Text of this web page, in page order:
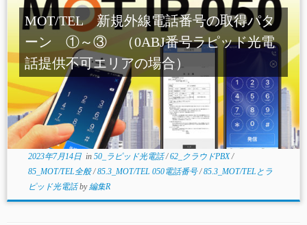
MOT/TEL 新規外線電話番号の取得パタ
ーン ①～③ （0ABJ番号ラピッド光電
話提供不可エリアの場合）
2023年7月14日in 50_ラピッド光電話/62_クラウドPBX/
85_MOT/TEL全般/85.3_MOT/TEL 050電話番号/85.3_MOT/TELとラ
ピッド光電話by編集R